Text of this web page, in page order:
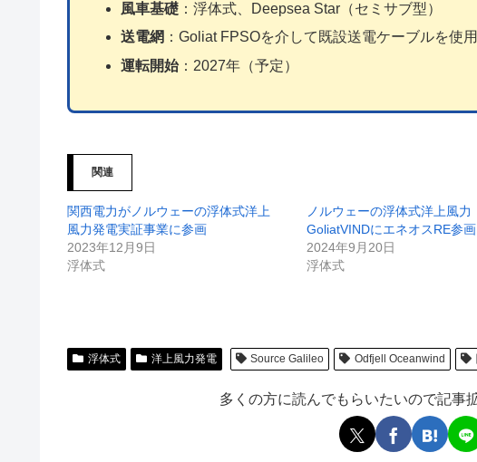
風車基礎：浮体式、Deepsea Star（セミサブ型）
送電網 ：Goliat FPSOを介して既設送電ケーブルを使用
運転開始：2027年（予定）
関連
関西電力がノルウェーの浮体式洋上
風力発電実証事業に参画
2023年12月9日
浮体式
ノルウェーの浮体式洋上風力
GoliatVINDにエネオスRE参画
2024年9月20日
浮体式
浮体式 洋上風力発電 Source Galileo Odfjell Oceanwind
多くの方に読んでもらいたいので記事